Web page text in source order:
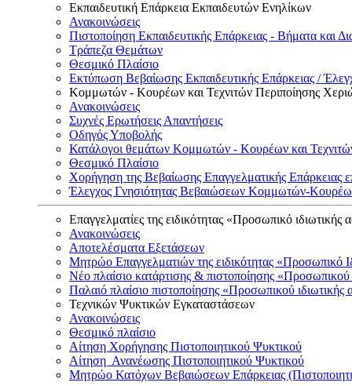
Εκπαιδευτική Επάρκεια Εκπαιδευτών Ενηλίκων
Ανακοινώσεις
Πιστοποίηση Εκπαιδευτικής Επάρκειας - Βήματα και
Τράπεζα Θεμάτων
Θεσμικό Πλαίσιο
Εκτύπωση Βεβαίωσης Εκπαιδευτικής Επάρκειας /
Κομμωτών - Κουρέων και Τεχνιτών Περιποίησης
Ανακοινώσεις
Συχνές Ερωτήσεις Απαντήσεις
Οδηγός Υποβολής
Κατάλογοι θεμάτων Κομμωτών - Κουρέων και
Θεσμικό Πλαίσιο
Χορήγηση της Βεβαίωσης Επαγγελματικής
Έλεγχος Γνησιότητας Βεβαιώσεων Κομμωτών-
Επαγγελματίες της ειδικότητας «Προσωπικό ιδιωτικής
Ανακοινώσεις
Αποτελέσματα Εξετάσεων
Μητρώο Επαγγελματιών της ειδικότητας «Προσωπικό
Νέο πλαίσιο κατάρτισης & πιστοποίησης «Προσωπικού
Παλαιό πλαίσιο πιστοποίησης «Προσωπικού
Τεχνικών Ψυκτικών Εγκαταστάσεων
Ανακοινώσεις
Θεσμικό πλαίσιο
Αίτηση Χορήγησης Πιστοποιητικού Ψυκτικού
Αίτηση Ανανέωσης Πιστοποιητικού Ψυκτικού
Μητρώο Κατόχων Βεβαιώσεων Επάρκειας